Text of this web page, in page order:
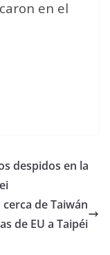
en el
despidos en la
de Taiwán
de EU a Taipéi